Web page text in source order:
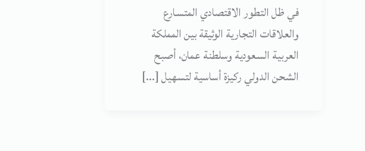
في ظل التطور الاقتصادي المتسارع
والعلاقات التجارية الوثيقة بين المملكة
العربية السعودية وسلطنة عمان، أصبح
الشحن الدولي ركيزة أساسية لتسهيل […]